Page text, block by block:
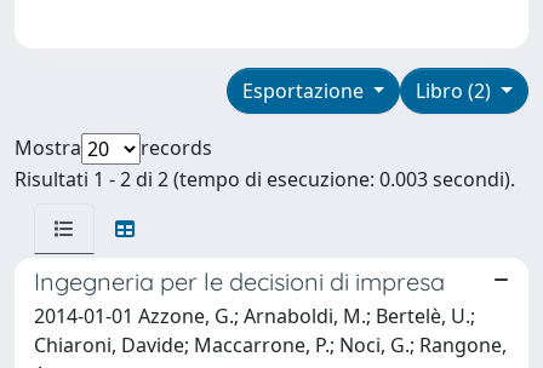
Libro (2)
Esportazione
Mostra
records
Risultati 1 - 2 di 2 (tempo di esecuzione: 0.003 secondi).
Ingegneria per le decisioni di impresa
2014-01-01 Azzone, G.; Arnaboldi, M.; Bertelè, U.;
Chiaroni, Davide; Maccarrone, P.; Noci, G.; Rangone,